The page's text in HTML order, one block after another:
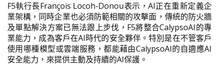
F5執行長François Locoh-Donou表示，AI正在重新定義企
業架構，同時企業也必須防範相關的攻擊面，傳統的防火牆
及單點解決方案已無法跟上步伐，F5將整合CalypsoAI的專
業能力，成為客戶在AI時代的安全夥伴。特別是在不管客戶
使用哪種模型或雲端服務，都能藉由CalypsoAI的自適應AI
安全能力，來提供主動及持續的AI保護。